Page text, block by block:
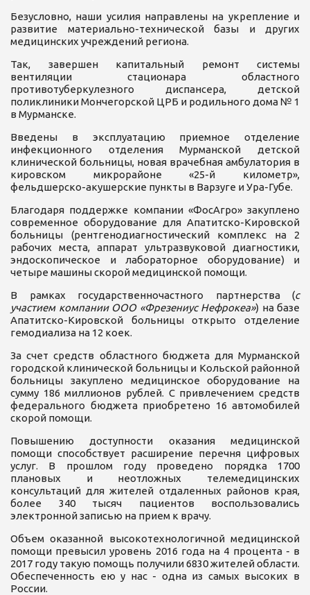
Безусловно, наши усилия направлены на укрепление и
развитие материально-технической базы и других
медицинских учреждений региона.
Так, завершен капитальный ремонт системы
вентиляции стационара областного
противотуберкулезного диспансера, детской
поликлиники Мончегорской ЦРБ и родильного дома № 1
в Мурманске.
Введены в эксплуатацию приемное отделение
инфекционного отделения Мурманской детской
клинической больницы, новая врачебная амбулатория в
кировском микрорайоне «25-й километр»,
фельдшерско-акушерские пункты в Варзуге и Ура-Губе.
Благодаря поддержке компании «ФосАгро» закуплено
современное оборудование для Апатитско-Кировской
больницы (рентгенодиагностический комплекс на 2
рабочих места, аппарат ультразвуковой диагностики,
эндоскопическое и лабораторное оборудование) и
четыре машины скорой медицинской помощи.
В рамках государственночастного партнерства (с
участием компании ООО «Фрезениус Нефрокеа») на базе
Апатитско-Кировской больницы открыто отделение
гемодиализа на 12 коек.
За счет средств областного бюджета для Мурманской
городской клинической больницы и Кольской районной
больницы закуплено медицинское оборудование на
сумму 186 миллионов рублей. С привлечением средств
федерального бюджета приобретено 16 автомобилей
скорой помощи.
Повышению доступности оказания медицинской
помощи способствует расширение перечня цифровых
услуг. В прошлом году проведено порядка 1700
плановых и неотложных телемедицинских
консультаций для жителей отдаленных районов края,
более 340 тысяч пациентов воспользовались
электронной записью на прием к врачу.
Объем оказанной высокотехнологичной медицинской
помощи превысил уровень 2016 года на 4 процента - в
2017 году такую помощь получили 6830 жителей области.
Обеспеченность ею у нас - одна из самых высоких в
России.